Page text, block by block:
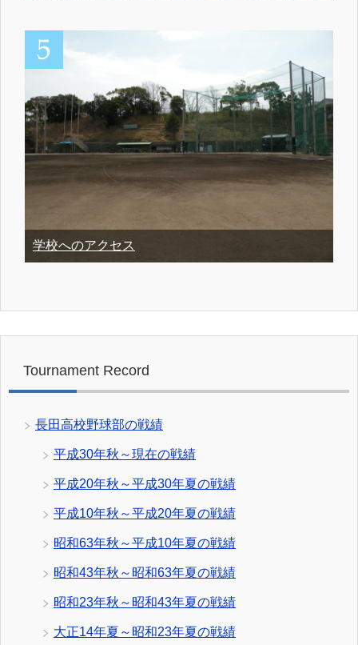
学校へのアクセス
Tournament Record
長田高校野球部の戦績
平成30年秋～現在の戦績
平成20年秋～平成30年夏の戦績
平成10年秋～平成20年夏の戦績
昭和63年秋～平成10年夏の戦績
昭和43年秋～昭和63年夏の戦績
昭和23年秋～昭和43年夏の戦績
大正14年夏～昭和23年夏の戦績